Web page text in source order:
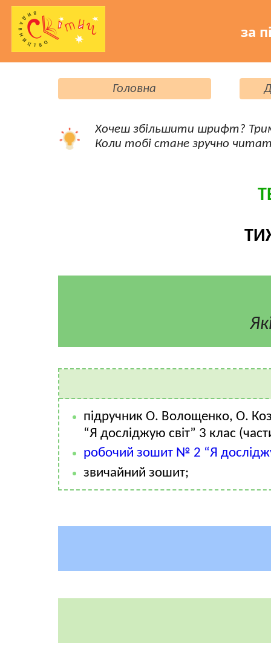
за
Головна
Хочеш збільшити шрифт?
Коли тобі стане зручно
підручник О. Волощенко, О.
“Я досліджую світ” 3 клас
робочий зошит № 2 “Я
звичайний зошит;